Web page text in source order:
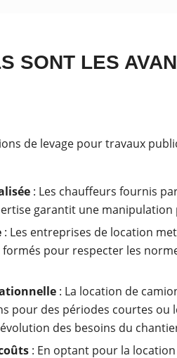
SONT LES
de levage pour travaux
: Les chauffeurs fournis
garantit une
: Les entreprises de location
pour respecter les
: La location de
pour des périodes courtes ou
des besoins du
: En optant pour la